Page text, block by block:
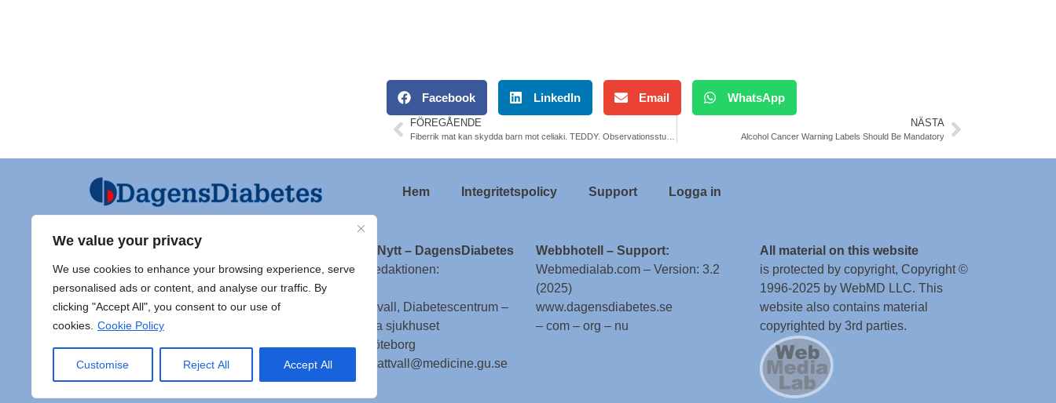
We value your privacy
We use cookies to enhance your browsing experience, serve
personalised ads or content, and analyse our traffic. By
clicking "Accept All", you consent to our use of
cookies. Cookie Policy
Customise Reject All Accept All
Facebook LinkedIn Email WhatsApp
FÖREGÅENDE
Fiberrik mat kan skydda barn mot celiaki. TEDDY. Observationsstudie Lund
NÄSTA
Alcohol Cancer Warning Labels Should Be Mandatory
Hem Integritetspolicy Support Logga in
Ansvarig utgivare och Ordf SFD
Jarl Hellman
Överläkare, Processledare Diabetes
Samordnare Centre of Excellence typ
1 diabetes,
Endokrinsektionen, Specialmedicin,
Akademiska sjukhuset, Ingång 40
plan 1, 75185 Uppsala
DiabetologNytt – DagensDiabetes
Adress till redaktionen:
Doc Stig Attvall, Diabetescentrum –
Sahlgrenska sjukhuset
413 45 – Göteborg
E-post: stig.attvall@medicine.gu.se
Webbhotell – Support:
Webmedialab.com – Version: 3.2
(2025)
www.dagensdiabetes.se
– com – org – nu
All material on this website
is protected by copyright, Copyright ©
1996-2025 by WebMD LLC. This
website also contains material
copyrighted by 3rd parties.